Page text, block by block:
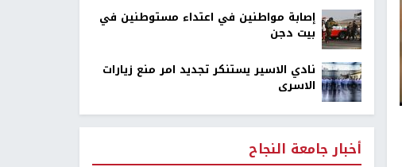
إصابة مواطنين في اعتداء مستوطنين في
بيت دجن
نادي الاسير يستنكر تجديد امر منع زيارات
الاسرى
أخبار جامعة النجاح